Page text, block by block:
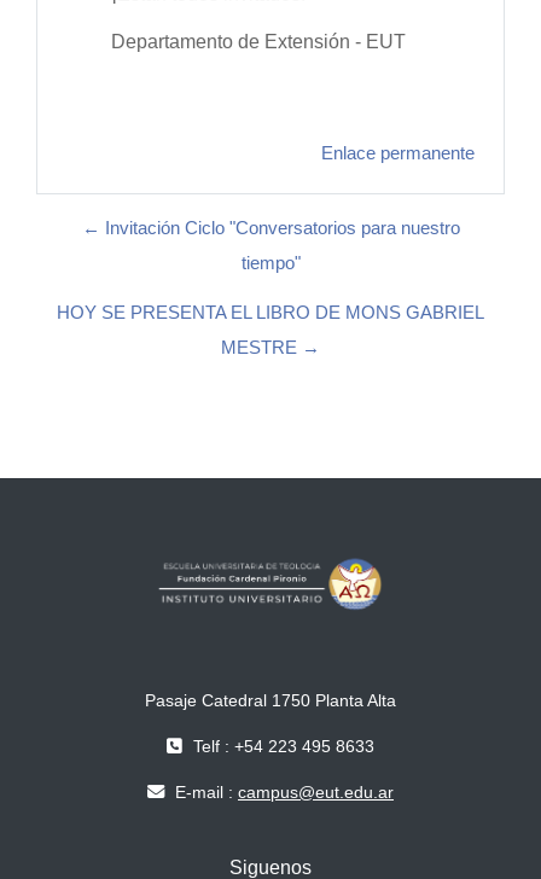
Departamento de Extensión - EUT
Enlace permanente
← Invitación Ciclo "Conversatorios para nuestro
tiempo"
HOY SE PRESENTA EL LIBRO DE MONS GABRIEL
MESTRE →
Pasaje Catedral 1750 Planta Alta
Telf : +54 223 495 8633
E-mail : campus@eut.edu.ar
Siguenos